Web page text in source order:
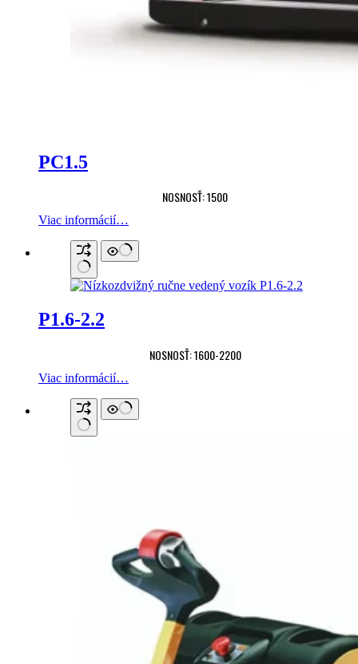
PC1.5
NOSNOSŤ: 1500
Viac informácií…
P1.6-2.2
NOSNOSŤ: 1600-2200
Viac informácií…